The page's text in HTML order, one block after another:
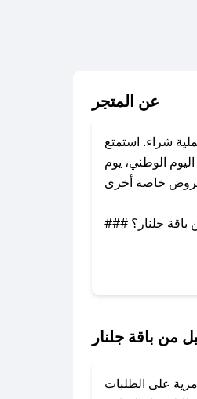
عن المتجر
شراء. استمتع
الوطني، يوم
خاصة أخرى.
### كيف تحصل على كود خصم من باقة جلنار؟
لإضافته بسرعة.
أسرع وقت ممكن.
من باقة جلنار
على الطلبات